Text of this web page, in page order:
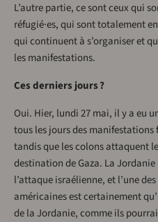
L’autre partie, ce sont ceux qui
réfugié·es, qui sont totalement
qui continuent à s’organiser et
les manifestations.
Ces derniers jours ?
Oui. Hier, lundi 27 mai, il y a eu
tous les jours des manifestations
tandis que les colons attaquent
destination de Gaza. La
l’attaque israélienne, et l’une
américaines est certainement
de la Jordanie, comme ils